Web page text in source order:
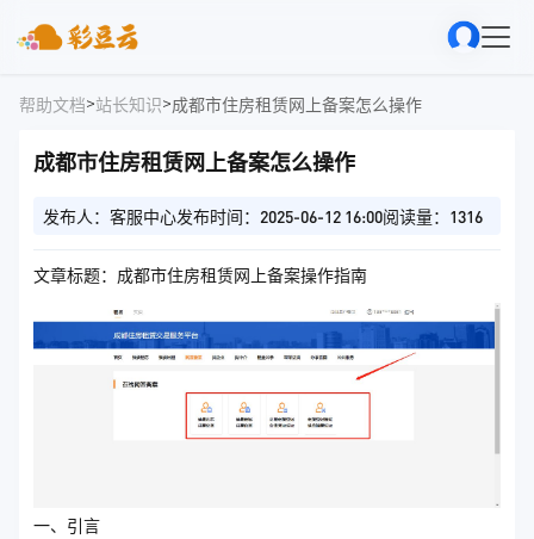
帮助文档>站长知识>成都市住房租赁网上备案怎么操作
成都市住房租赁网上备案怎么操作
发布人：客服中心发布时间：2025-06-12 16:00阅读量：1316
文章标题：成都市住房租赁网上备案操作指南
一、引言